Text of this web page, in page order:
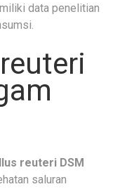
data penelitian
reuteri DSM
saluran